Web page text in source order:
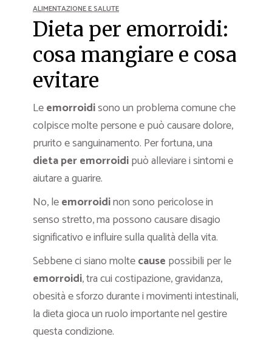
ALIMENTAZIONE E SALUTE
Dieta per emorroidi:
cosa mangiare e cosa
evitare
Leemorroidisono un problema comune che
colpisce molte persone e può causare dolore,
prurito e sanguinamento. Per fortuna, una
dieta per emorroidipuò alleviare i sintomi e
aiutare a guarire.
No, leemorroidinon sono pericolose in
senso stretto, ma possono causare disagio
significativo e influire sulla qualità della vita.
Sebbene ci siano moltecause possibili per le
emorroidi, tra cui costipazione, gravidanza,
obesità e sforzo durante i movimenti intestinali,
la dieta gioca un ruolo importante nel gestire
questa condizione.